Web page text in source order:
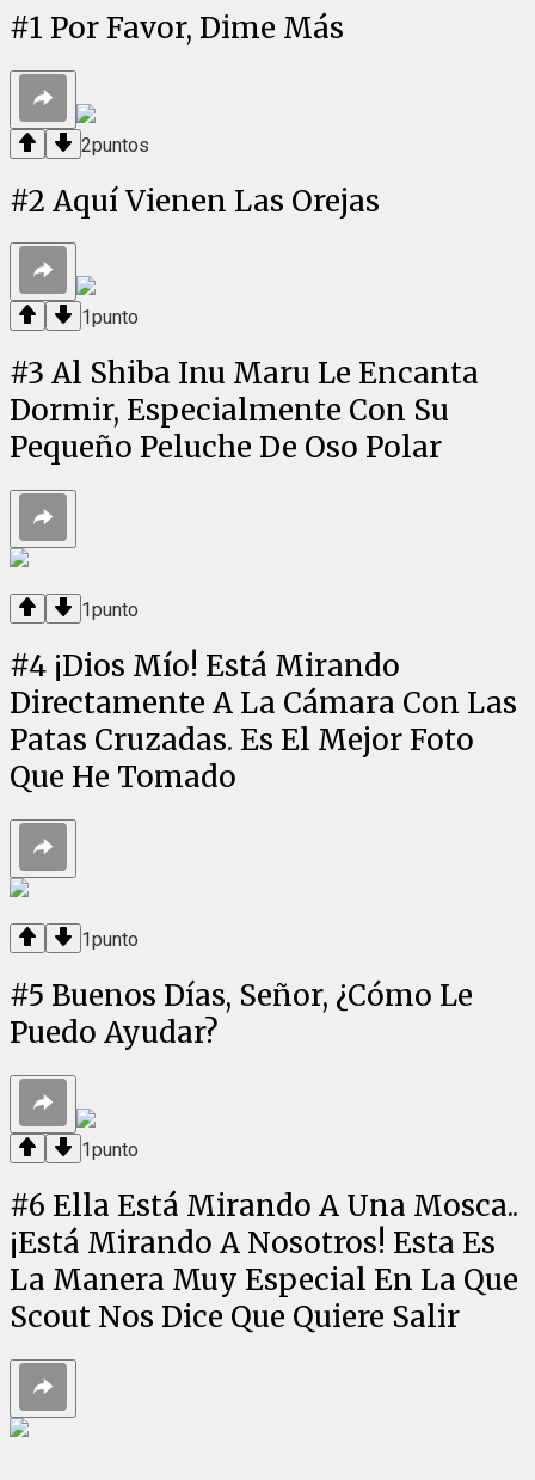
#1 Por Favor, Dime Más
2puntos
#2 Aquí Vienen Las Orejas
1punto
#3 Al Shiba Inu Maru Le Encanta
Dormir, Especialmente Con Su
Pequeño Peluche De Oso Polar
1punto
#4 ¡Dios Mío! Está Mirando
Directamente A La Cámara Con Las
Patas Cruzadas. Es El Mejor Foto
Que He Tomado
1punto
#5 Buenos Días, Señor, ¿Cómo Le
Puedo Ayudar?
1punto
#6 Ella Está Mirando A Una Mosca..
¡Está Mirando A Nosotros! Esta Es
La Manera Muy Especial En La Que
Scout Nos Dice Que Quiere Salir